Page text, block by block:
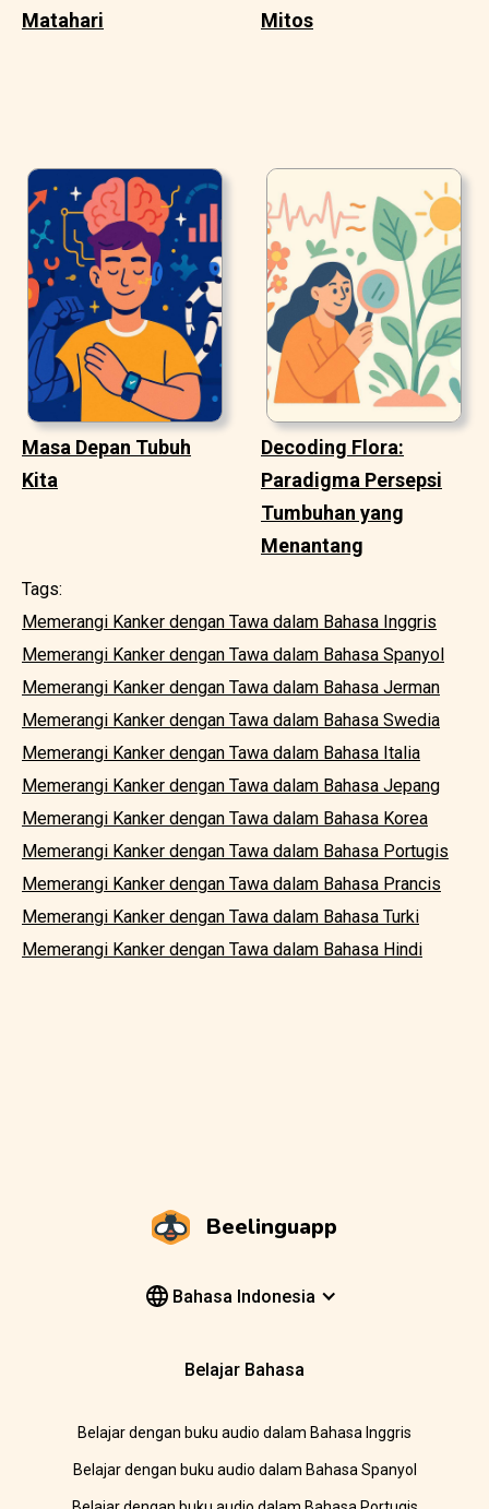
Matahari Mitos
Masa Depan Tubuh
Kita
Decoding Flora:
Paradigma Persepsi
Tumbuhan yang
Menantang
Tags:
Memerangi Kanker dengan Tawa dalam Bahasa Inggris
Memerangi Kanker dengan Tawa dalam Bahasa Spanyol
Memerangi Kanker dengan Tawa dalam Bahasa Jerman
Memerangi Kanker dengan Tawa dalam Bahasa Swedia
Memerangi Kanker dengan Tawa dalam Bahasa Italia
Memerangi Kanker dengan Tawa dalam Bahasa Jepang
Memerangi Kanker dengan Tawa dalam Bahasa Korea
Memerangi Kanker dengan Tawa dalam Bahasa Portugis
Memerangi Kanker dengan Tawa dalam Bahasa Prancis
Memerangi Kanker dengan Tawa dalam Bahasa Turki
Memerangi Kanker dengan Tawa dalam Bahasa Hindi
Beelinguapp
Bahasa Indonesia
Belajar Bahasa
Belajar dengan buku audio dalam Bahasa Inggris
Belajar dengan buku audio dalam Bahasa Spanyol